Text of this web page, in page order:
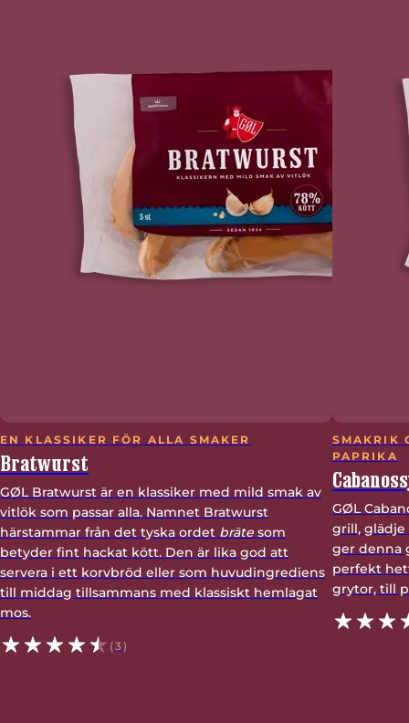
EN KLASSIKER FÖR ALLA SMAKER
Bratwurst
GØL Bratwurst är en klassiker med mild smak av
vitlök som passar alla. Namnet Bratwurst
härstammar från det tyska ordet bräte som
betyder fint hackat kött. Den är lika god att
servera i ett korvbröd eller som huvudingrediens
till middag tillsammans med klassiskt hemlagat
mos.
(3)
SMAKRIK
PAPRIKA
GØL
grill, glädje
ger denna
perfekt
grytor, till